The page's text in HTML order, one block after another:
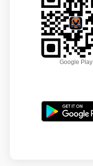
Google Play